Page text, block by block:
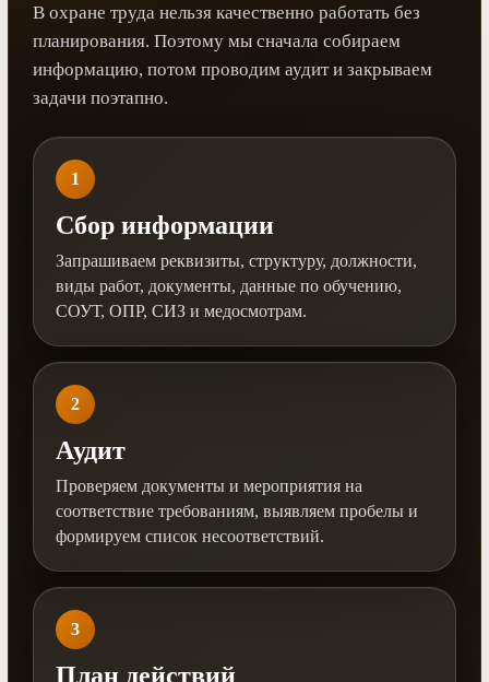
В охране труда нельзя качественно работать без
планирования. Поэтому мы сначала собираем
информацию, потом проводим аудит и закрываем
задачи поэтапно.
1
Сбор информации
Запрашиваем реквизиты, структуру, должности,
виды работ, документы, данные по обучению,
СОУТ, ОПР, СИЗ и медосмотрам.
2
Аудит
Проверяем документы и мероприятия на
соответствие требованиям, выявляем пробелы и
формируем список несоответствий.
3
План действий